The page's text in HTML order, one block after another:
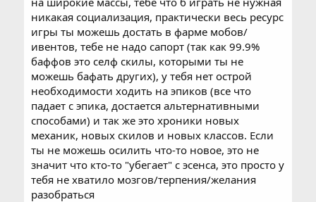
никакая социализация, практически весь ресурс
игры ты можешь достать в фарме мобов/
ивентов, тебе не надо сапорт (так как 99.9%
баффов это селф скилы, которыми ты не
можешь бафать других), у тебя нет острой
необходимости ходить на эпиков (все что
падает с эпика, достается альтернативными
способами) и так же это хроники новых
механик, новых скилов и новых классов. Если
ты не можешь осилить что-то новое, это не
значит что кто-то "убегает" с эсенса, это просто у
тебя не хватило мозгов/терпения/желания
разобраться